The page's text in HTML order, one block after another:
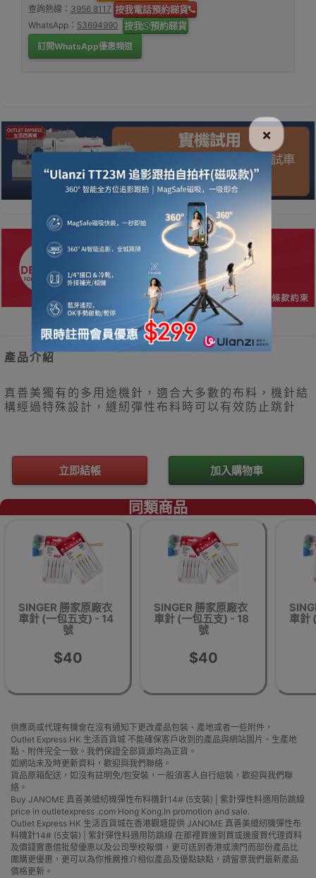
查詢熱線： 3956 8117 按我電話預約睇貨
WhatsApp： 53694990 按我 預約睇貨
訂閱WhatsApp優惠頻道
產品介紹
真善美獨有的多用途機針，適合大多數的布料，機針結
構經過特殊設計，縫紉彈性布料時可以有效防止跳針
立即結帳 加入購物車
同類商品
SINGER 勝家原廠衣
車針 (一包五支) - 14
號
$40
SINGER 勝家原廠衣
車針 (一包五支) - 18
號
$40
車針
供應商或代理有機會在沒有通知下更改產品包裝、產地或者一些附件，
Outlet Express HK 生活百貨城 不能確保客戶收到的產品與網站圖片、生產地
點、附件完全一致。我們保證全部貨源均為正貨。
如網站未及時更新資料，歡迎與我們聯絡。
貨品原箱配送，如沒有註明免/包安裝，一般須客人自行組裝，歡迎與我們聯
絡。
Buy JANOME 真善美縫紉機彈性布料機針14# (5支裝) | 紫針彈性料適用防跳線
price in outletexpress .com Hong Kong.In promotion and sale.
Outlet Express HK 生活百貨城在香港觀塘提供 JANOME 真善美縫紉機彈性布
料機針14# (5支裝) | 紫針彈性料適用防跳線 在那裡買邊到買或邊度買代理資料
及價錢實惠借批發優惠以及公司學校報價，更可送到香港或澳門而部份產品比
團購更優惠，更可以為你推薦推介相似產品及優點缺點，請留意我們最新產品
價格更新。
×